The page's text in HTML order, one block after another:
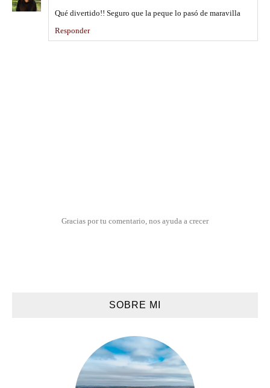
Qué divertido!! Seguro que la peque lo pasó de maravilla
Responder
Gracias por tu comentario, nos ayuda a crecer
SOBRE MI